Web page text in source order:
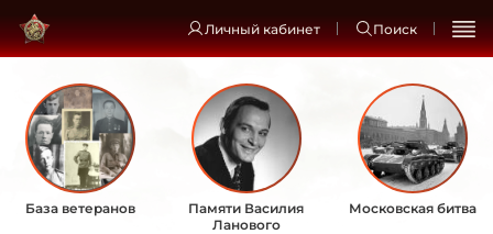
Личный кабинет Поиск
База ветеранов
Памяти Василия
Ланового
Московская битва